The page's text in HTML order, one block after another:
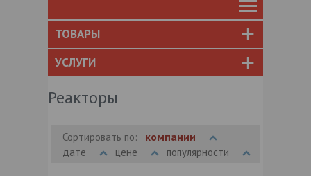
ТОВАРЫ
УСЛУГИ
Реакторы
Сортировать по: компании
дате цене популярности